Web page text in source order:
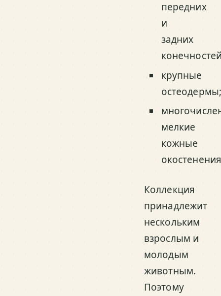
передних
и
задних
крупные
мелкие
кожные
Коллекция
принадлежит
нескольким
взрослым и
молодым
животным.
Поэтому